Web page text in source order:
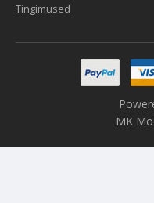
Tingimused
MK